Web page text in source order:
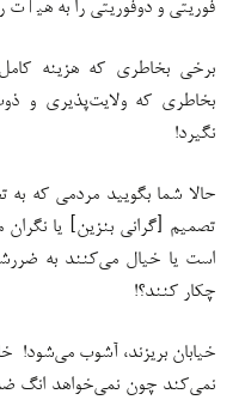
فوریتی و دوفوریتی را به هیٲت
برخی بخاطری که هزینه
بخاطری که ولایت‌پذیری و
نگیرد!
حالا شما بگویید مردمی که به
تصمیم [گرانی بنزین] یا
است یا خیال می‌کنند به
چکار کنند؟!
خیابان بریزند، آشوب می‌شود!
نمی‌کند چون نمی‌خواهد انگ